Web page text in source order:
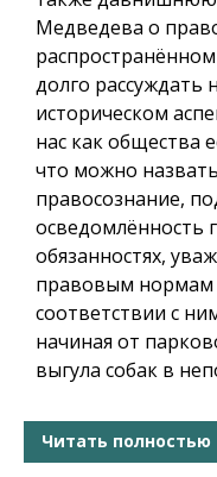
Медведева о
долго рассуждать
историческом
нас как общества
что можно
правосознание,
осведомлённость
обязанностях,
правовым нормам
соответствии с
начиная от
выгула собак в
Читать полностью